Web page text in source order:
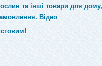
та інші товари для дому,
Відео